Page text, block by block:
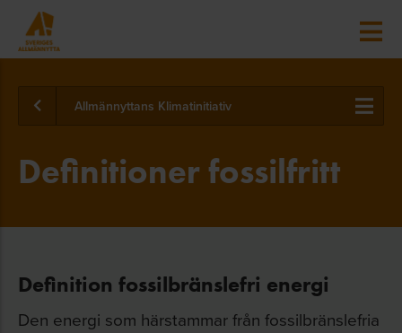
Allmännyttans Klimatinitiativ
Definitioner fossilfritt
Definition fossilbränslefri energi
Den energi som härstammar från fossilbränslefria